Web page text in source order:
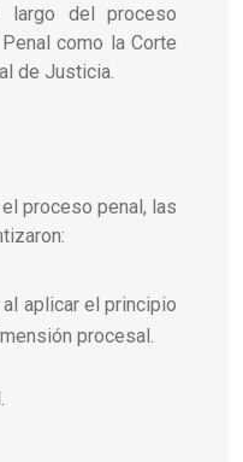
largo del proceso
como la Corte
de Justicia.
proceso penal, las
aplicar el principio
procesal.